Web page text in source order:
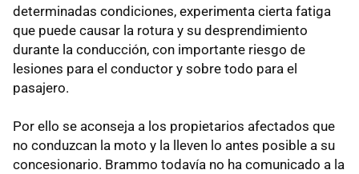
determinadas condiciones, experimenta cierta fatiga
que puede causar la rotura y su desprendimiento
durante la conducción, con importante riesgo de
lesiones para el conductor y sobre todo para el
pasajero.
Por ello se aconseja a los propietarios afectados que
no conduzcan la moto y la lleven lo antes posible a su
concesionario. Brammo todavía no ha comunicado a la